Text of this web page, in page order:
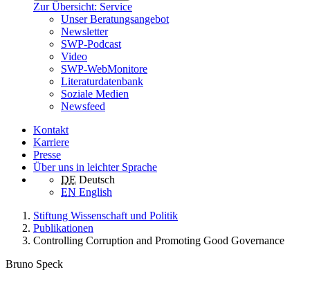
Zur Übersicht: Service
Unser Beratungsangebot
Newsletter
SWP-Podcast
Video
SWP-WebMonitore
Literaturdatenbank
Soziale Medien
Newsfeed
Kontakt
Karriere
Presse
Über uns in leichter Sprache
DE Deutsch
EN English
Stiftung Wissenschaft und Politik
Publikationen
Controlling Corruption and Promoting Good Governance
Bruno Speck